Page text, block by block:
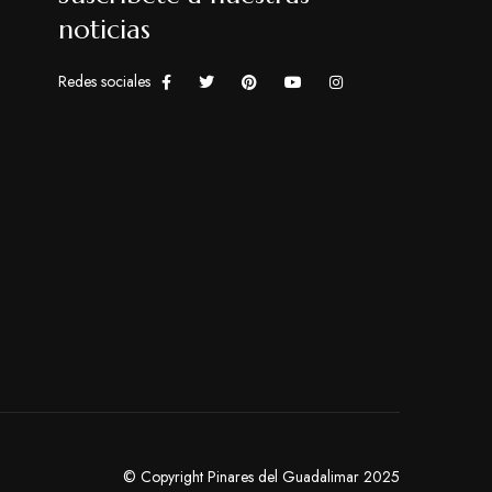
noticias
Redes sociales
© Copyright Pinares del Guadalimar 2025